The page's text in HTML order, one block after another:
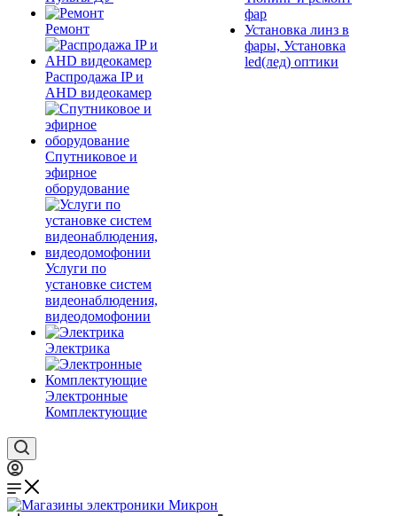
Ремонт
Распродажа IP и
AHD видеокамер
Спутниковое и
эфирное
оборудование
Услуги по
установке систем
видеонаблюдения,
видеодомофонии
Электрика
Электронные
Комплектующие
фар
Установка линз в
фары, Установка
led(лед) оптики